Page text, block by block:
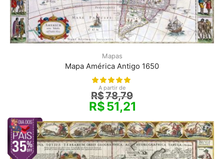
Mapas
Mapa América Antigo 1650
A partir de
R$78,79
R$51,21